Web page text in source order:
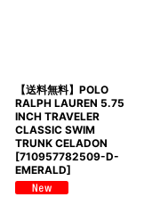
【送料無料】POLO
RALPH LAUREN 5.75
INCH TRAVELER
CLASSIC SWIM
TRUNK CELADON
[710957782509-D-
EMERALD]